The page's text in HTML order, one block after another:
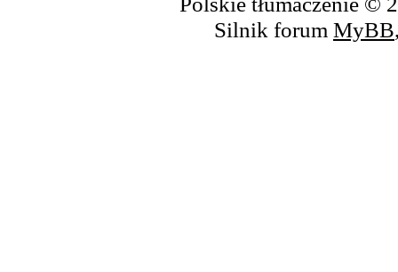
Silnik forum MyBB